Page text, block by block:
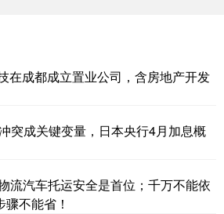
在成都成立置业公司，含房地产开发
突成关键变量，日本央行4月加息概
流汽车托运安全是首位；千万不能依
不能省！